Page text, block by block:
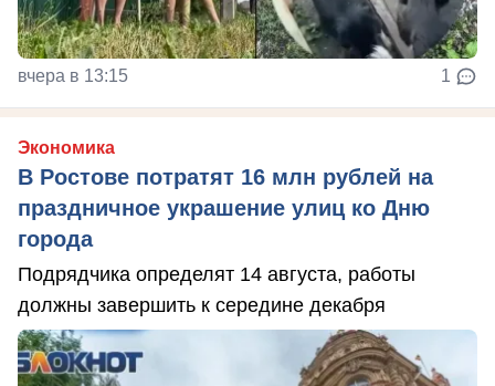
вчера в 13:15 1
Экономика
В Ростове потратят 16 млн рублей на
праздничное украшение улиц ко Дню
города
Подрядчика определят 14 августа, работы
должны завершить к середине декабря